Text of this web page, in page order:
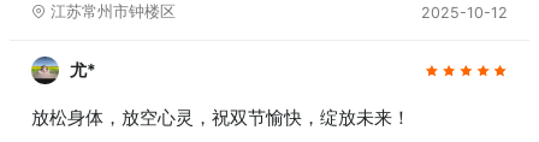
江苏常州市钟楼区 2025-10-12
尤*
放松身体，放空心灵，祝双节愉快，绽放未来！